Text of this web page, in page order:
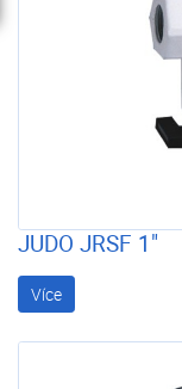
JUDO JRSF 1"
Více